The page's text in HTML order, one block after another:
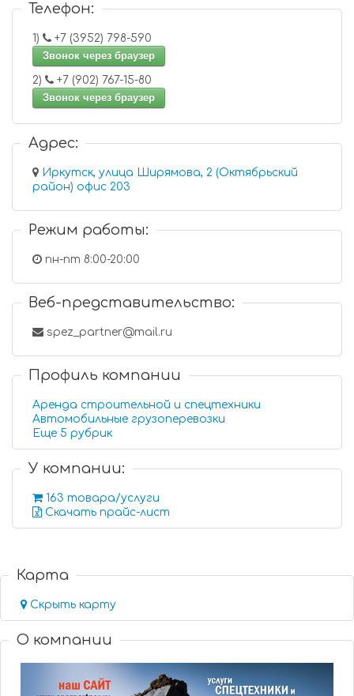
Телефон:
1)
+7 (3952) 798-590
Звонок через браузер
2)
+7 (902) 767-15-80
Звонок через браузер
Адрес:
Иркутск, улица Ширямова, 2 (Октябрьский
район) офис 203
Режим работы:
пн-пт 8:00-20:00
Веб-представительство:
spez_partner@mail.ru
Профиль компании
Аренда строительной и спецтехники
Автомобильные грузоперевозки
Еще 5 рубрик
У компании:
163 товара/услуги
Скачать прайс-лист
Карта
Скрыть карту
О компании